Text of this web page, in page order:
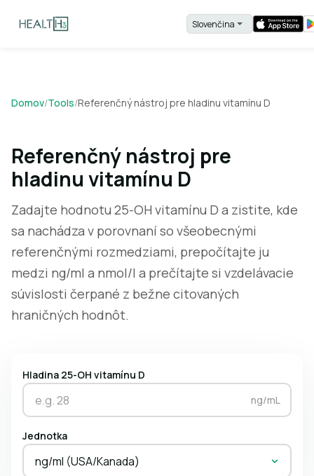
Domov/Tools/Referenčný nástroj pre hladinu vitamínu D
Referenčný nástroj pre
hladinu vitamínu D
Zadajte hodnotu 25-OH vitamínu D a zistite, kde
sa nachádza v porovnaní so všeobecnými
referenčnými rozmedziami, prepočítajte ju
medzi ng/ml a nmol/l a prečítajte si vzdelávacie
súvislosti čerpané z bežne citovaných
hraničných hodnôt.
Hladina 25-OH vitamínu D
ng/mL
Jednotka
ng/ml (USA/Kanada)